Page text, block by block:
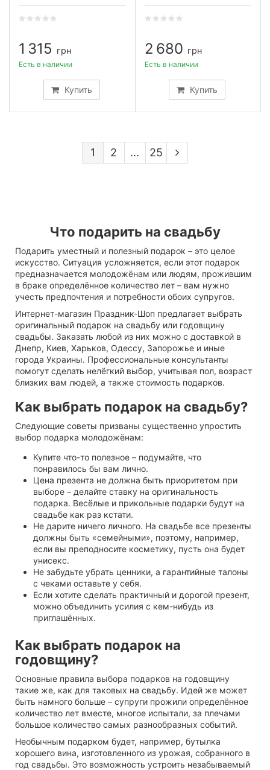
Что подарить на свадьбу
Подарить уместный и полезный подарок – это целое
искусство. Ситуация усложняется, если этот подарок
предназначается молодожёнам или людям, прожившим
в браке определённое количество лет – вам нужно
учесть предпочтения и потребности обоих супругов.
Интернет-магазин Праздник-Шоп предлагает выбрать
оригинальный подарок на свадьбу или годовщину
свадьбы. Заказать любой из них можно с доставкой в
Днепр, Киев, Харьков, Одессу, Запорожье и иные
города Украины. Профессиональные консультанты
помогут сделать нелёгкий выбор, учитывая пол, возраст
близких вам людей, а также стоимость подарков.
Как выбрать подарок на свадьбу?
Следующие советы призваны существенно упростить
выбор подарка молодожёнам:
Купите что-то полезное – подумайте, что
понравилось бы вам лично.
Цена презента не должна быть приоритетом при
выборе – делайте ставку на оригинальность
подарка. Весёлые и прикольные подарки будут на
свадьбе как раз кстати.
Не дарите ничего личного. На свадьбе все презенты
должны быть «семейными», поэтому, например,
если вы преподносите косметику, пусть она будет
унисекс.
Не забудьте убрать ценники, а гарантийные талоны
с чеками оставьте у себя.
Если хотите сделать практичный и дорогой презент,
можно объединить усилия с кем-нибудь из
приглашённых.
Как выбрать подарок на
годовщину?
Основные правила выбора подарков на годовщину
такие же, как для таковых на свадьбу. Идей же может
быть намного больше – супруги прожили определённое
количество лет вместе, многое испытали, за плечами
большое количество самых разнообразных событий.
Необычным подарком будет, например, бутылка
хорошего вина, изготовленного из урожая, собранного в
год свадьбы. Это возможность устроить незабываемый
1 315 грн
Купить
Есть в наличии
2 680 грн
Купить
Есть в наличии
1 2 ... 25